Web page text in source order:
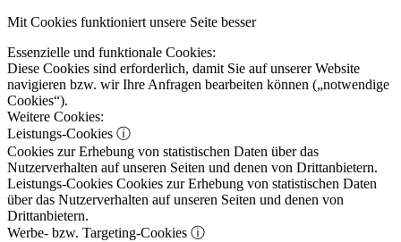
Mit Cookies funktioniert unsere Seite besser
Essenzielle und funktionale Cookies:
Diese Cookies sind erforderlich, damit Sie auf unserer Website
navigieren bzw. wir Ihre Anfragen bearbeiten können („notwendige
Cookies“).
Weitere Cookies:
Leistungs-Cookies ⓘ
Cookies zur Erhebung von statistischen Daten über das
Nutzerverhalten auf unseren Seiten und denen von Drittanbietern.
Leistungs-Cookies Cookies zur Erhebung von statistischen Daten
über das Nutzerverhalten auf unseren Seiten und denen von
Drittanbietern.
Werbe- bzw. Targeting-Cookies ⓘ